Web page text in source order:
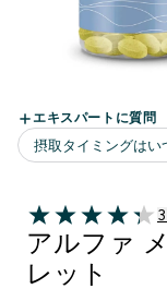
4.28 out of 5
アルファ
レット